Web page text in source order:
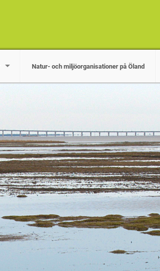
Natur- och miljöorganisationer på Öland